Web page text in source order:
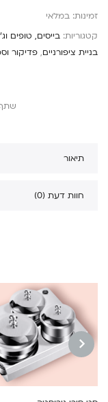
זמינות: במלאי
קטגוריות: בייסים, טופים
בניית ציפורניים, פדיקור
תיאור
חוות דעת (0)
PREVIOUS